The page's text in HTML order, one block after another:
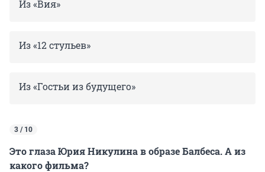
Из «Вия»
Из «12 стульев»
Из «Гостьи из будущего»
3 / 10
Это глаза Юрия Никулина в образе Балбеса. А из
какого фильма?